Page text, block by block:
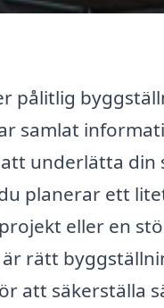
pålitlig
samlat
underlätta din
planerar ett
eller en
rätt
att säkerställa